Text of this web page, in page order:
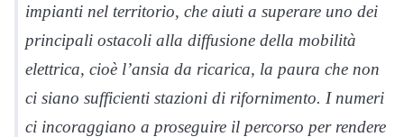
impianti nel territorio, che aiuti a superare uno dei
principali ostacoli alla diffusione della mobilità
elettrica, cioè l’ansia da ricarica, la paura che non
ci siano sufficienti stazioni di rifornimento. I numeri
ci incoraggiano a proseguire il percorso per rendere